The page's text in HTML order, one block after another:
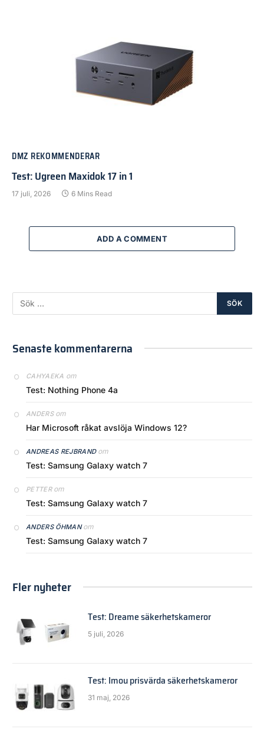
DMZ REKOMMENDERAR
Test: Ugreen Maxidok 17 in 1
17 juli, 2026 6 Mins Read
ADD A COMMENT
Senaste kommentarerna
CAHYAEKA om
Test: Nothing Phone 4a
ANDERSom
Har Microsoft råkat avslöja Windows 12?
ANDREAS REJBRANDom
Test: Samsung Galaxy watch 7
PETTERom
Test: Samsung Galaxy watch 7
ANDERS ÖHMANom
Test: Samsung Galaxy watch 7
Fler nyheter
Test: Dreame säkerhetskameror
5 juli, 2026
Test: Imou prisvärda säkerhetskameror
31 maj, 2026